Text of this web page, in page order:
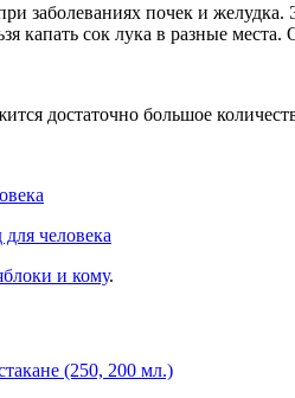
заболеваниях почек и
капать сок лука в разные
достаточно большое
человека
и кому.
(250, 200 мл.)